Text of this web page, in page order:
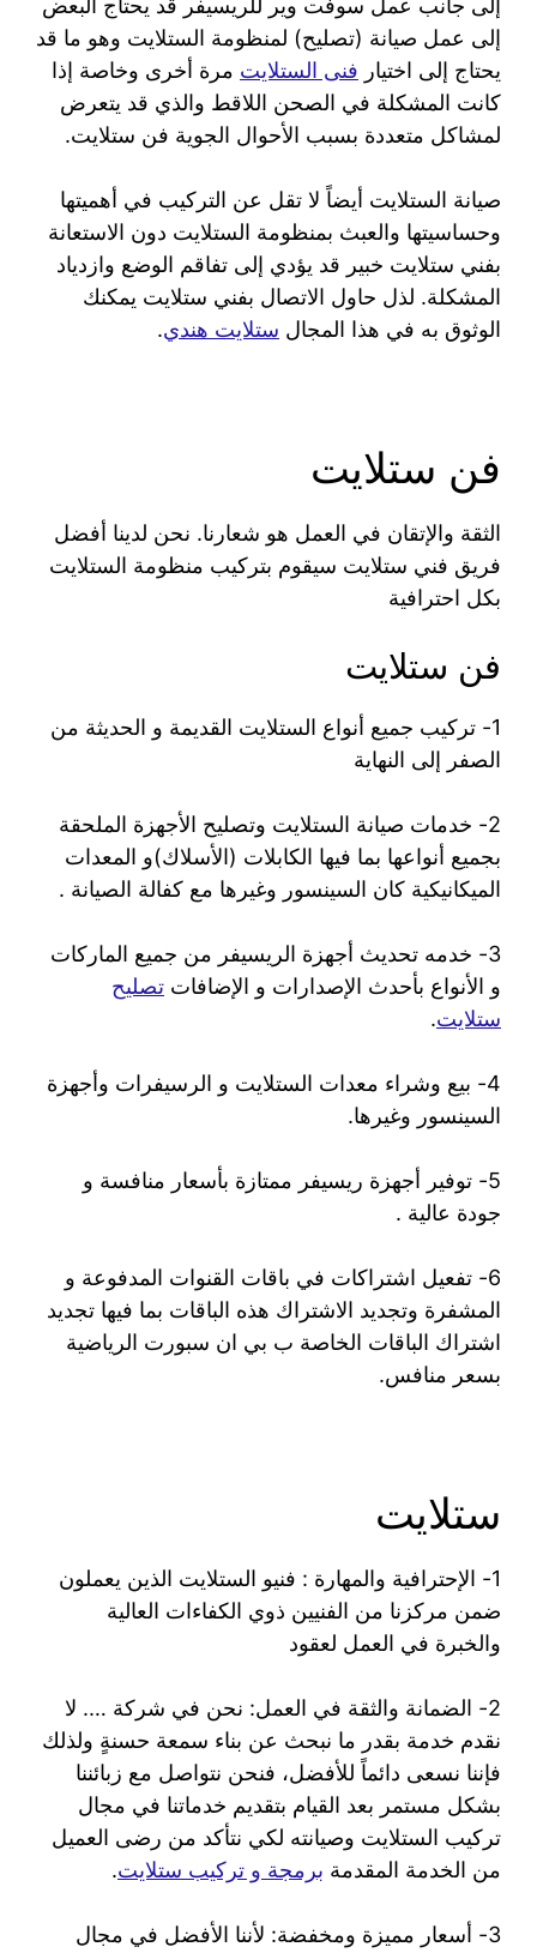
إلى جانب عمل سوفت وير للريسيفر قد يحتاج البعض
إلى عمل صيانة (تصليح) لمنظومة الستلايت وهو ما قد
يحتاج إلى اختيار فنى الستلايت مرة أخرى وخاصة إذا
كانت المشكلة في الصحن اللاقط والذي قد يتعرض
لمشاكل متعددة بسبب الأحوال الجوية فن ستلايت.
صيانة الستلايت أيضاً لا تقل عن التركيب في أهميتها
وحساسيتها والعبث بمنظومة الستلايت دون الاستعانة
بفني ستلايت خبير قد يؤدي إلى تفاقم الوضع وازدياد
المشكلة. لذل حاول الاتصال بفني ستلايت يمكنك
الوثوق به في هذا المجال ستلايت هندي.
فن ستلايت
الثقة والإتقان في العمل هو شعارنا. نحن لدينا أفضل
فريق فني ستلايت سيقوم بتركيب منظومة الستلايت
بكل احترافية
فن ستلايت
1- تركيب جميع أنواع الستلايت القديمة و الحديثة من
الصفر إلى النهاية
2- خدمات صيانة الستلايت وتصليح الأجهزة الملحقة
بجميع أنواعها بما فيها الكابلات (الأسلاك)و المعدات
الميكانيكية كان السينسور وغيرها مع كفالة الصيانة .
3- خدمه تحديث أجهزة الريسيفر من جميع الماركات
و الأنواع بأحدث الإصدارات و الإضافات تصليح
ستلايت.
4- بيع وشراء معدات الستلايت و الرسيفرات وأجهزة
السينسور وغيرها.
5- توفير أجهزة ريسيفر ممتازة بأسعار منافسة و
جودة عالية .
6- تفعيل اشتراكات في باقات القنوات المدفوعة و
المشفرة وتجديد الاشتراك هذه الباقات بما فيها تجديد
اشتراك الباقات الخاصة ب بي ان سبورت الرياضية
بسعر منافس.
ستلايت
1- الإحترافية والمهارة : فنيو الستلايت الذين يعملون
ضمن مركزنا من الفنيين ذوي الكفاءات العالية
والخبرة في العمل لعقود
2- الضمانة والثقة في العمل: نحن في شركة …. لا
نقدم خدمة بقدر ما نبحث عن بناء سمعة حسنةٍ ولذلك
فإننا نسعى دائماً للأفضل، فنحن نتواصل مع زبائننا
بشكل مستمر بعد القيام بتقديم خدماتنا في مجال
تركيب الستلايت وصيانته لكي نتأكد من رضى العميل
من الخدمة المقدمة برمجة و تركيب ستلايت.
3- أسعار مميزة ومخفضة: لأننا الأفضل في مجال